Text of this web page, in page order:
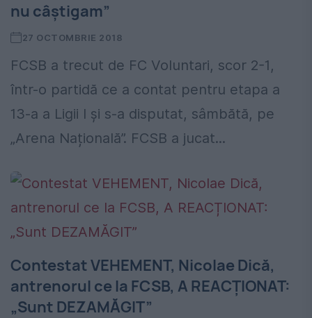
nu câștigam”
27 OCTOMBRIE 2018
FCSB a trecut de FC Voluntari, scor 2-1,
într-o partidă ce a contat pentru etapa a
13-a a Ligii I și s-a disputat, sâmbătă, pe
„Arena Națională”. FCSB a jucat...
Contestat VEHEMENT, Nicolae Dică,
antrenorul ce la FCSB, A REACȚIONAT:
„Sunt DEZAMĂGIT”